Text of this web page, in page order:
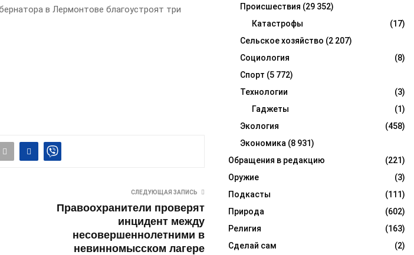
в Лермонтове благоустроят три
СЛЕДУЮЩАЯ ЗАПИСЬ
Правоохранители проверят
инцидент между
несовершеннолетними в
невинномысском лагере
Происшествия (29 352)
Катастрофы
(17)
Сельское хозяйство (2 207)
Социология
(8)
Спорт (5 772)
Технологии
(3)
Гаджеты
(1)
Экология
(458)
Экономика (8 931)
Обращения в редакцию
(221)
Оружие
(3)
Подкасты
(111)
Природа
(602)
Религия
(163)
Сделай сам
(2)